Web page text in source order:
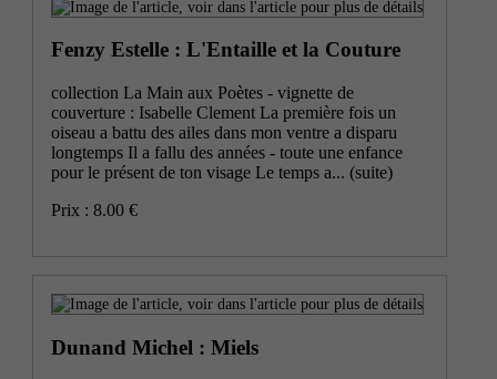
Fenzy Estelle : L'Entaille et la Couture
collection La Main aux Poètes - vignette de
couverture : Isabelle Clement La première fois un
oiseau a battu des ailes dans mon ventre a disparu
longtemps Il a fallu des années - toute une enfance
pour le présent de ton visage Le temps a...(suite)
Prix : 8.00 €
Dunand Michel : Miels